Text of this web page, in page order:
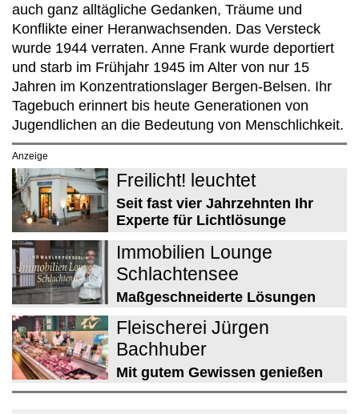
auch ganz alltägliche Gedanken, Träume und
Konflikte einer Heranwachsenden. Das Versteck
wurde 1944 verraten. Anne Frank wurde deportiert
und starb im Frühjahr 1945 im Alter von nur 15
Jahren im Konzentrationslager Bergen-Belsen. Ihr
Tagebuch erinnert bis heute Generationen von
Jugendlichen an die Bedeutung von Menschlichkeit.
Anzeige
Freilicht! leuchtet
Seit fast vier Jahrzehnten Ihr
Experte für Lichtlösunge
Immobilien Lounge
Schlachtensee
Maßgeschneiderte Lösungen
Fleischerei Jürgen
Bachhuber
Mit gutem Gewissen genießen